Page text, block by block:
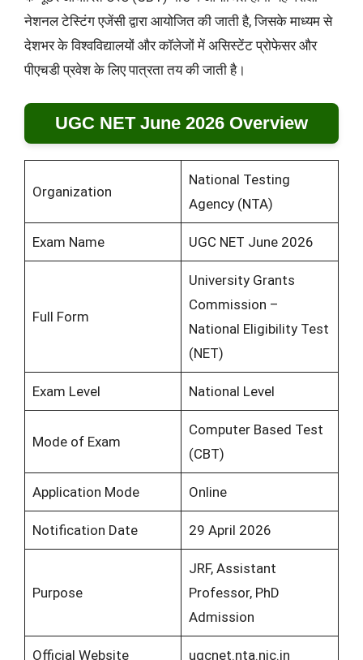
नेशनल टेस्टिंग एजेंसी द्वारा आयोजित की जाती है, जिसके माध्यम से
देशभर के विश्वविद्यालयों और कॉलेजों में असिस्टेंट प्रोफेसर और
पीएचडी प्रवेश के लिए पात्रता तय की जाती है।
UGC NET June 2026 Overview
Organization
National Testing
Agency (NTA)
Exam Name UGC NET June 2026
Full Form
University Grants
Commission –
National Eligibility Test
(NET)
Exam Level National Level
Mode of Exam
Computer Based Test
(CBT)
Application Mode Online
Notification Date 29 April 2026
Purpose
JRF, Assistant
Professor, PhD
Admission
Official Website ugcnet.nta.nic.in